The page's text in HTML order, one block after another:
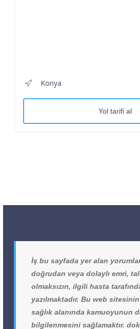
Konya
Yol tarifi al
İş bu sayfada yer alan
doğrudan veya dolaylı emri,
olmaksızın, ilgili hasta
yazılmaktadır. Bu web
sağlık alanında kamuoyunun
bilgilenmesini sağlamaktır.